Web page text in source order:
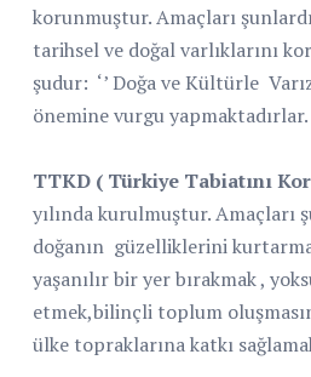
korunmuştur. Amaçları
tarihsel ve doğal varlıklarını
şudur: ‘’ Doğa ve Kültürle
önemine vurgu yapmaktadırlar.
TTKD ( Türkiye Tabiatını
yılında kurulmuştur. Amaçları
doğanın güzelliklerini
yaşanılır bir yer bırakmak ,
etmek,bilinçli toplum
ülke topraklarına katkı